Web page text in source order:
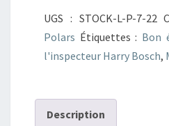
UGS : STOCK-L-P-7-22
Polars Étiquettes : Bon
l'inspecteur Harry Bosch,
Description